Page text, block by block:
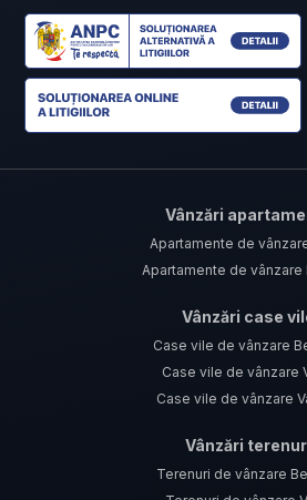
Vânzări
Apartamente de
Apartamente de vânzare
Vânzări case
Case vile de vânzare
Case vile de vânzare
Case vile de vânzare
Vânzări
Terenuri de vânzare